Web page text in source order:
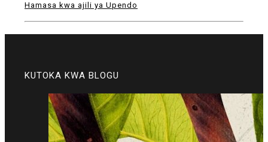
Hamasa kwa ajili ya Upendo
KUTOKA KWA BLOGU